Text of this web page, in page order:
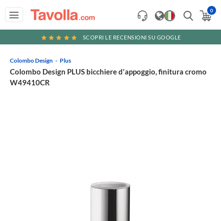
0
SCOPRI LE RECENSIONI SU GOOGLE
Colombo Design Plus
Colombo Design PLUS bicchiere d'appoggio, finitura cromo
W49410CR